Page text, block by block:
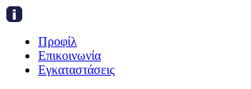
Προφίλ
Επικοινωνία
Εγκαταστάσεις